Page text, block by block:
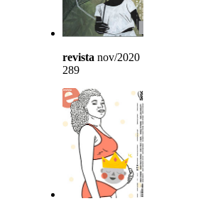
revista nov/2020
289